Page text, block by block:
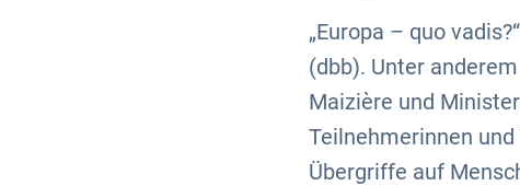
„Europa – quo
(dbb). Unter
Maizière und
Teilnehmerinnen
Übergriffe auf